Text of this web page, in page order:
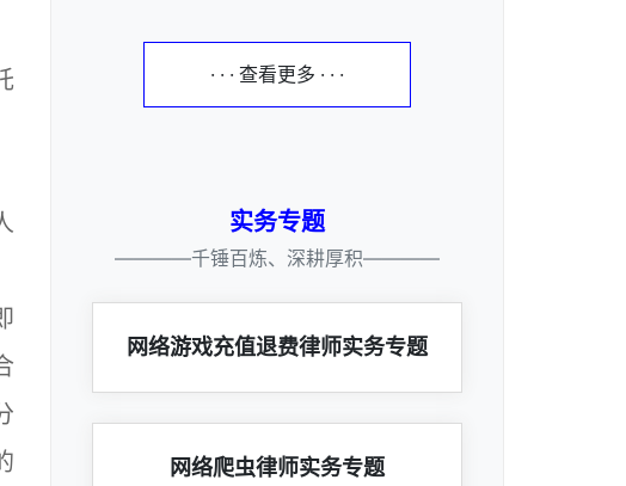
· · · 查看更多 · · ·
实务专题
————千锤百炼、深耕厚积————
网络游戏充值退费律师实务专题
网络爬虫律师实务专题